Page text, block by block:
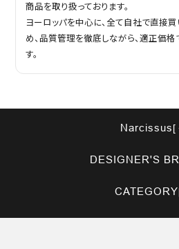
商品を取り扱っております。
ヨーロッパを中心に、全て自社で直接
め、品質管理を徹底しながら、適正価
す。
Narcissus
DESIGNER'S
CATEGORY